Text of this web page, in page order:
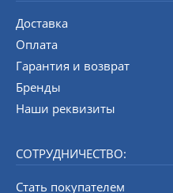
СОТРУДНИЧЕСТВО:
Стать покупателем
Доставка
Оплата
Гарантия и возврат
Бренды
Наши реквизиты